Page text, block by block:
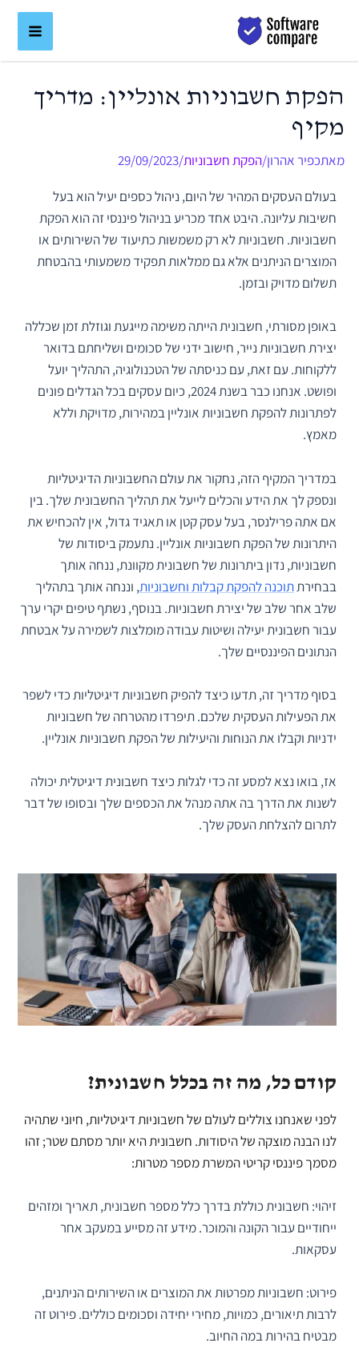
הפקת חשבוניות אונליין: מדריך
מקיף
מאתכפיר אהרון/הפקת חשבוניות/
29/09/2023
בעולם העסקים המהיר של היום, ניהול כספים יעיל הוא בעל
חשיבות עליונה. היבט אחד מכריע בניהול פיננסי זה הוא הפקת
חשבוניות. חשבוניות לא רק משמשות כתיעוד של השירותים או
המוצרים הניתנים אלא גם ממלאות תפקיד משמעותי בהבטחת
תשלום מדויק ובזמן.
באופן מסורתי, חשבונית הייתה משימה מייגעת וגוזלת זמן שכללה
יצירת חשבוניות נייר, חישוב ידני של סכומים ושליחתם בדואר
ללקוחות. עם זאת, עם כניסתה של הטכנולוגיה, התהליך יועל
ופושט. אנחנו כבר בשנת 2024, כיום עסקים בכל הגדלים פונים
לפתרונות להפקת חשבוניות אונליין במהירות, מדויקת וללא
מאמץ.
במדריך המקיף הזה, נחקור את עולם החשבוניות הדיגיטליות
ונספק לך את הידע והכלים לייעל את תהליך החשבונית שלך. בין
אם אתה פרילנסר, בעל עסק קטן או תאגיד גדול, אין להכחיש את
היתרונות של הפקת חשבוניות אונליין. נתעמק ביסודות של
חשבוניות, נדון ביתרונות של חשבונית מקוונת, ננחה אותך
בבחירתתוכנה להפקת קבלות וחשבוניות, וננחה אותך בתהליך
שלב אחר שלב של יצירת חשבוניות. בנוסף, נשתף טיפים יקרי ערך
עבור חשבונית יעילה ושיטות עבודה מומלצות לשמירה על אבטחת
הנתונים הפיננסיים שלך.
בסוף מדריך זה, תדעו כיצד להפיק חשבוניות דיגיטליות כדי לשפר
את הפעילות העסקית שלכם. תיפרדו מהטרחה של חשבוניות
ידניות וקבלו את הנוחות והיעילות של הפקת חשבוניות אונליין.
אז, בואו נצא למסע זה כדי לגלות כיצד חשבונית דיגיטלית יכולה
לשנות את הדרך בה אתה מנהל את הכספים שלך ובסופו של דבר
לתרום להצלחת העסק שלך.
קודם כל, מה זה בכלל חשבונית?
לפני שאנחנו צוללים לעולם של חשבוניות דיגיטליות, חיוני שתהיה
לנו הבנה מוצקה של היסודות. חשבונית היא יותר מסתם שטר; זהו
מסמך פיננסי קריטי המשרת מספר מטרות:
זיהוי: חשבונית כוללת בדרך כלל מספר חשבונית, תאריך ומזהים
ייחודיים עבור הקונה והמוכר. מידע זה מסייע במעקב אחר
עסקאות.
פירוט: חשבוניות מפרטות את המוצרים או השירותים הניתנים,
לרבות תיאורים, כמויות, מחירי יחידה וסכומים כוללים. פירוט זה
מבטיח בהירות במה החיוב.